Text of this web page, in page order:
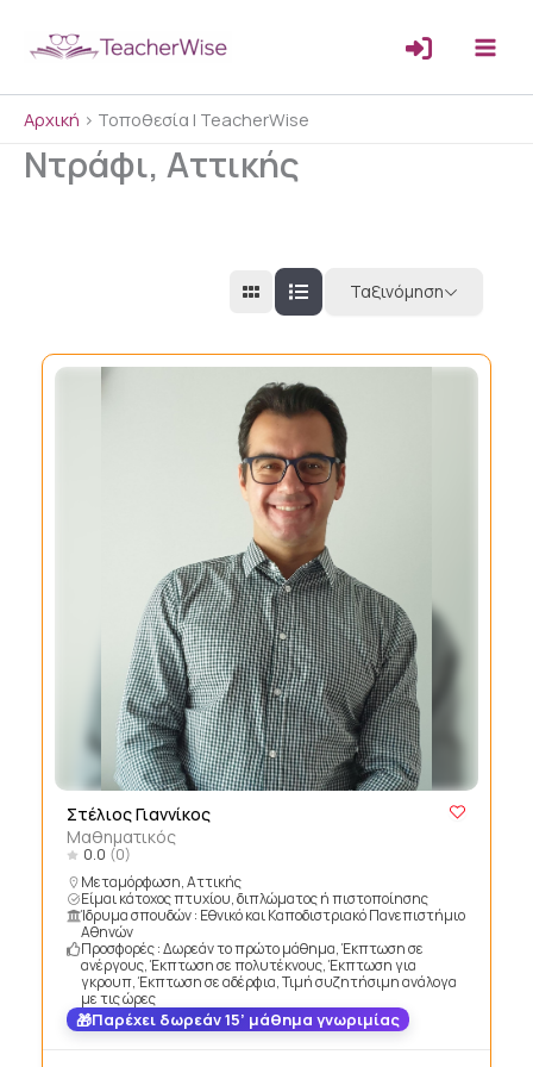
Αρχική > Τοποθεσία | TeacherWise
Ντράφι, Αττικής
Ταξινόμηση
Στέλιος Γιαννίκος
Μαθηματικός
0.0 (0)
Μεταμόρφωση, Αττικής
Είμαι κάτοχος πτυχίου, διπλώματος ή πιστοποίησης
Ίδρυμα σπουδών : Εθνικό και Καποδιστριακό Πανεπιστήμιο
Αθηνών
Προσφορές : Δωρεάν το πρώτο μάθημα, Έκπτωση σε
ανέργους, Έκπτωση σε πολυτέκνους, Έκπτωση για
γκρουπ, Έκπτωση σε αδέρφια, Τιμή συζητήσιμη ανάλογα
με τις ώρες
Παρέχει δωρεάν 15’ μάθημα γνωριμίας